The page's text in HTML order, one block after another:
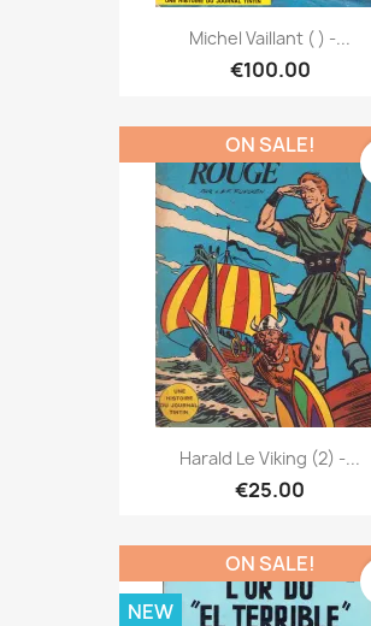
Michel Vaillant ( ) -...
€100.00
Harald Le Viking (2) -...
€25.00
ON SALE!
ON SALE!
NEW